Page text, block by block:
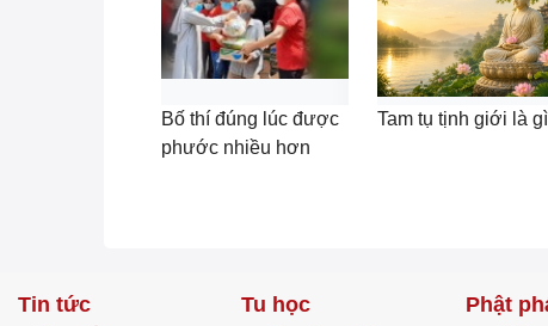
Bố thí đúng lúc được
phước nhiều hơn
Tam tụ tịnh giới là
Tin tức
Tu học
Phật